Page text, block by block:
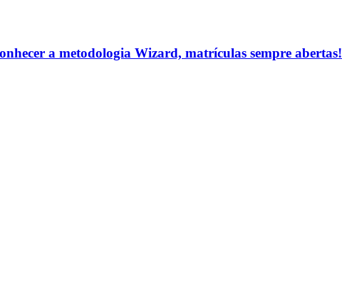
a metodologia Wizard, matrículas sempre abertas!